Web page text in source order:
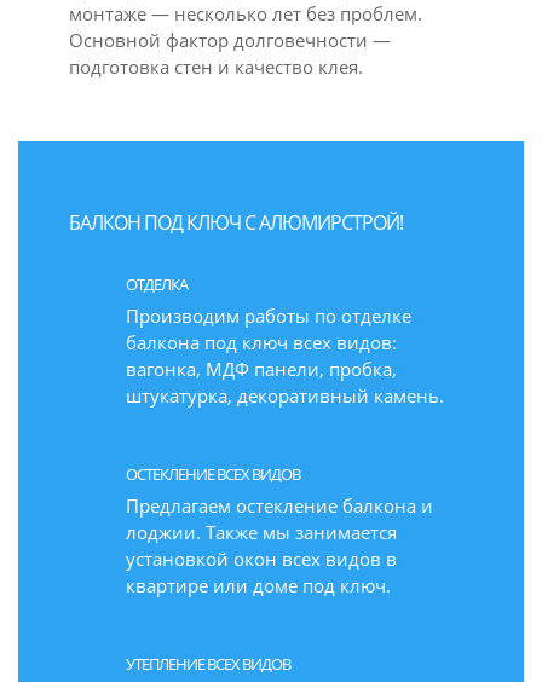
монтаже — несколько лет без проблем.
Основной фактор долговечности —
подготовка стен и качество клея.
БАЛКОН ПОД КЛЮЧ С АЛЮМИРСТРОЙ!
ОТДЕЛКА
Производим работы по отделке
балкона под ключ всех видов:
вагонка, МДФ панели, пробка,
штукатурка, декоративный камень.
ОСТЕКЛЕНИЕ ВСЕХ ВИДОВ
Предлагаем остекление балкона и
лоджии. Также мы занимается
установкой окон всех видов в
квартире или доме под ключ.
УТЕПЛЕНИЕ ВСЕХ ВИДОВ